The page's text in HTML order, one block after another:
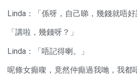
Linda：「係呀，自己睇，幾錢就唔好
「講啦，幾錢呀？」
Linda：「唔記得喇。」
呢條女癲㗎，竟然仲癲過我哋，我都